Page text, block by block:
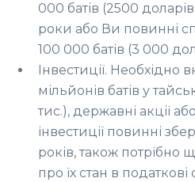
000 батів (2500
роки або Ви повинні
100 000 батів (3 000
Інвестиції.
мільйонів батів у
тис.), державні акції або
інвестиції повинні
років, також потрібно
про їх стан в податкові